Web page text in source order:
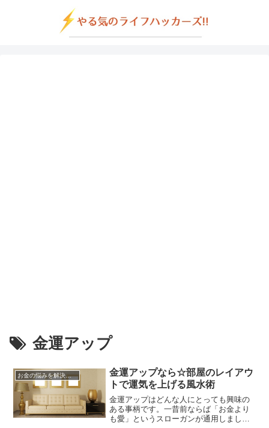
金運アップ
お金の悩みを解決する方法
金運アップなら☆部屋のレイアウ
トで運気を上げる風水術
金運アップはどんな人にとっても興味の
ある事柄です。一昔前ならば「お金より
も愛」というスローガンが通用しました